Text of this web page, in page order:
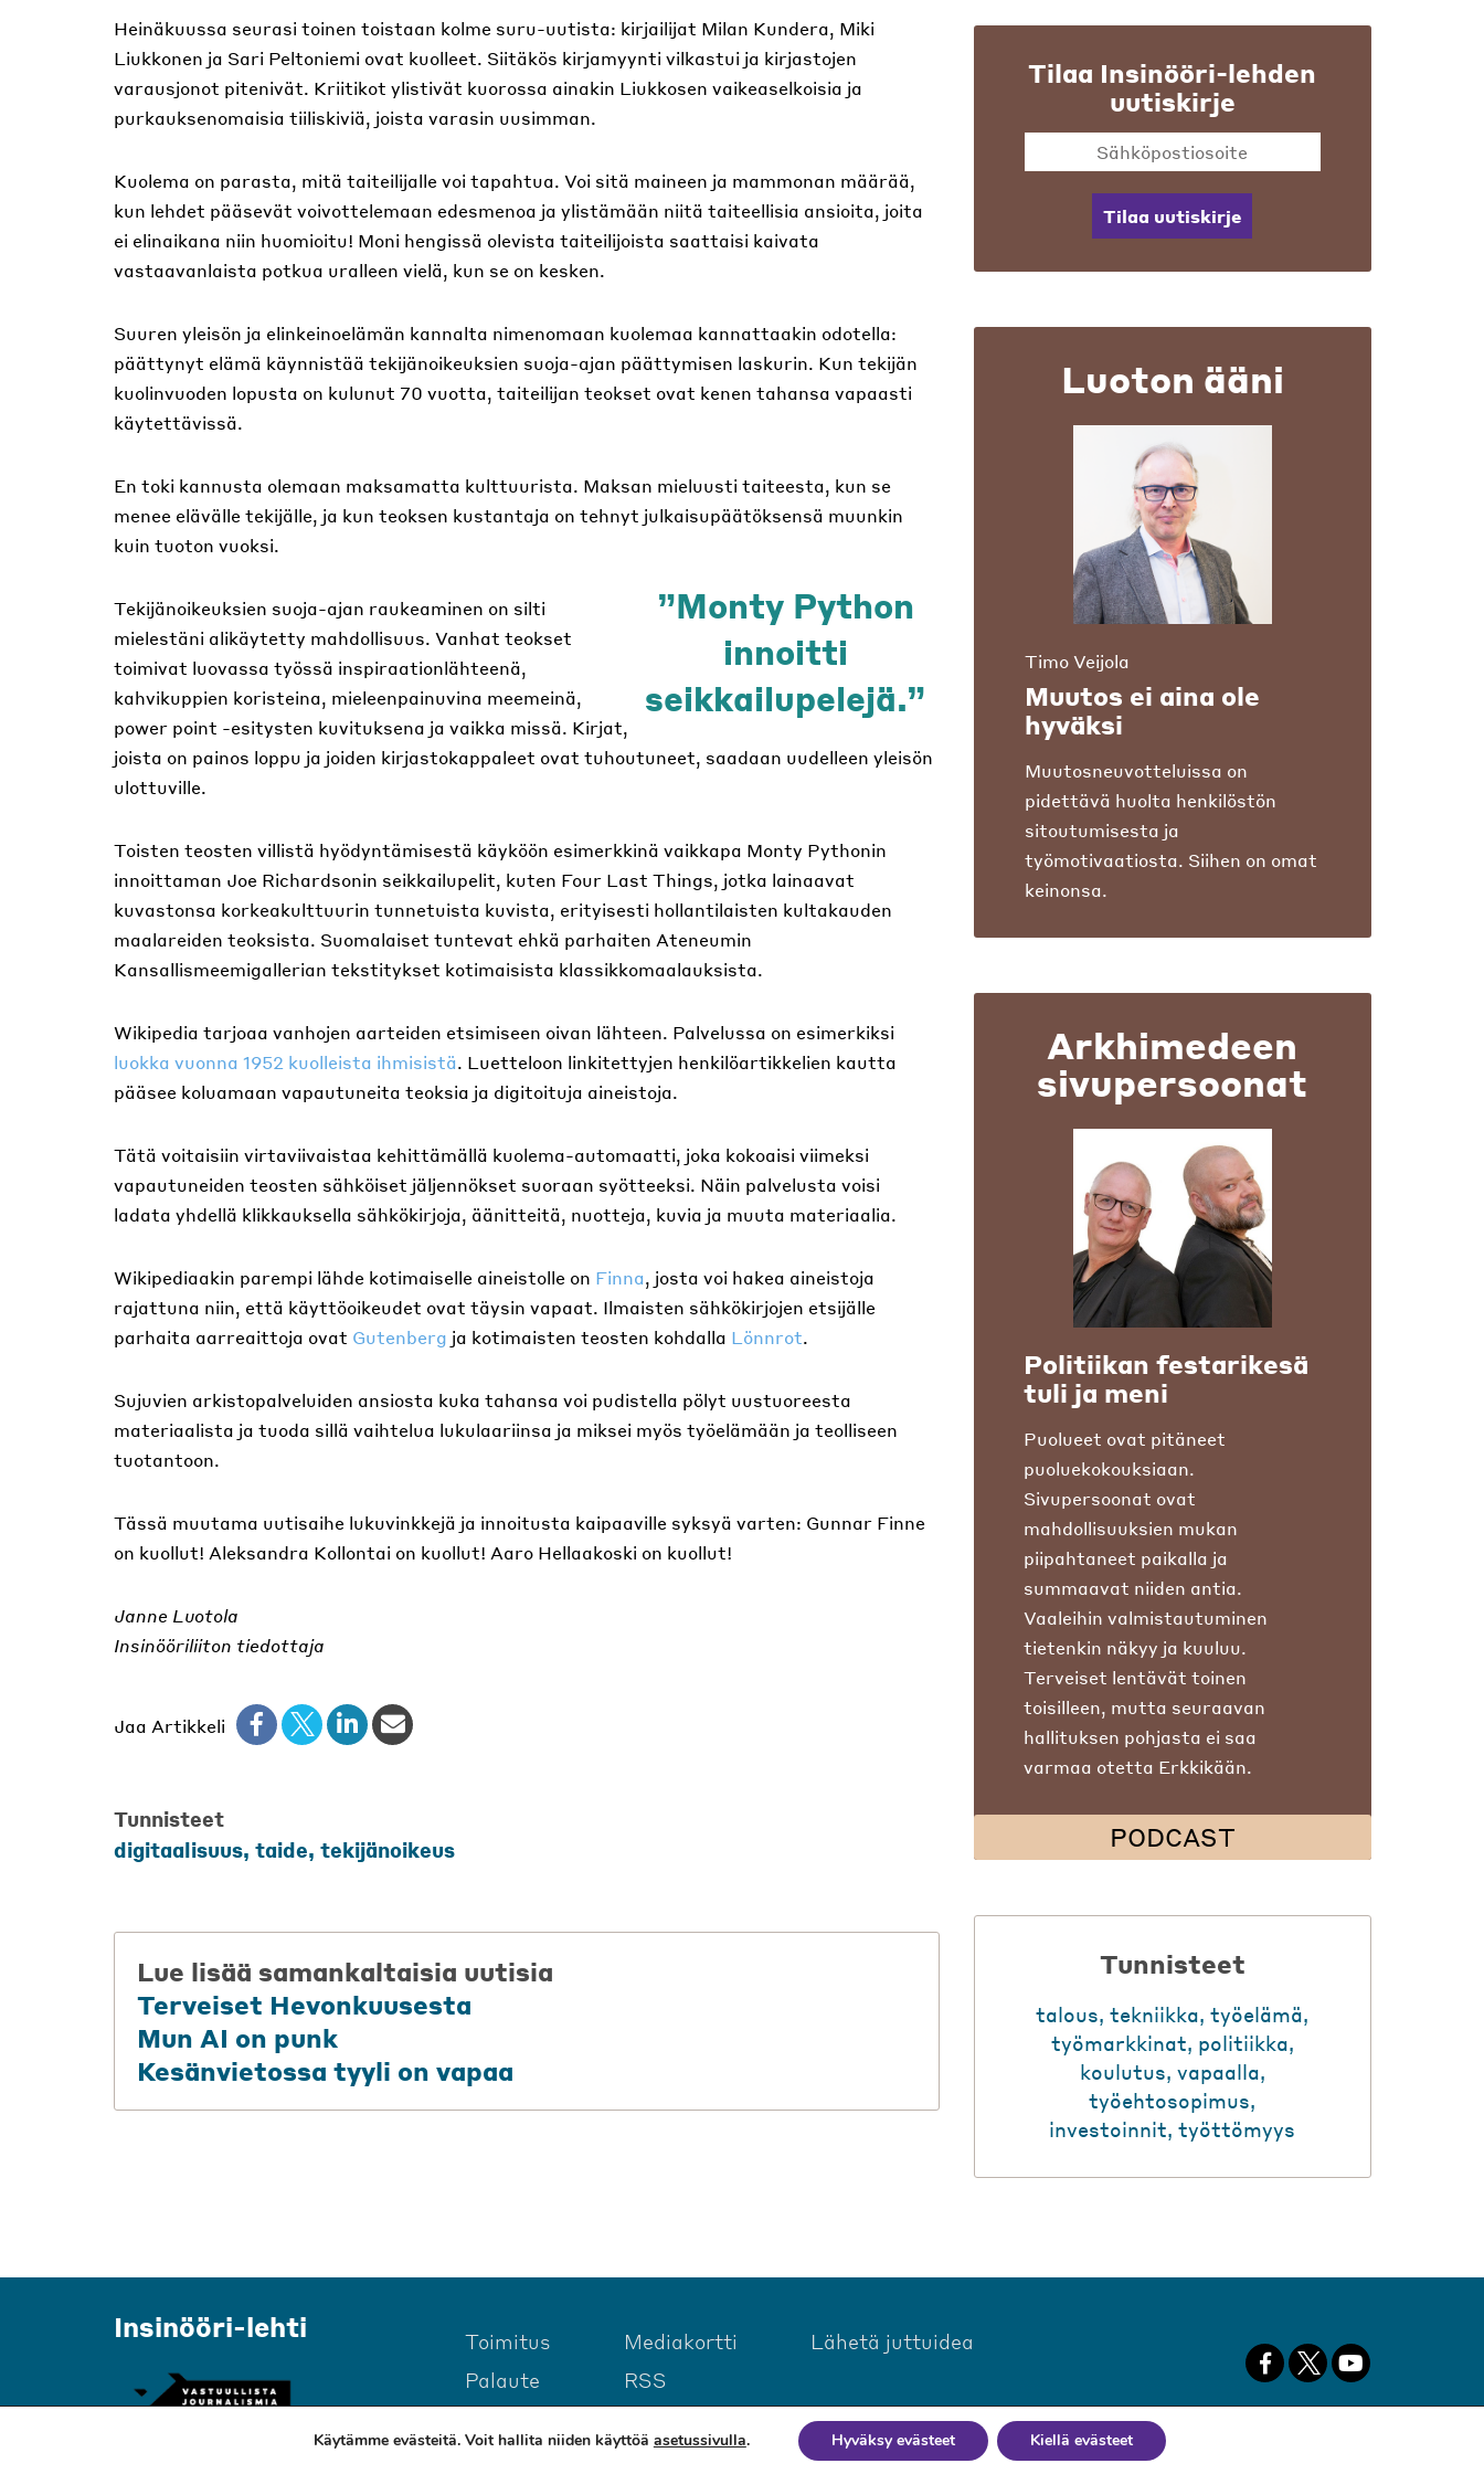
Heinäkuussa seurasi toinen toistaan kolme suru-uutista: kirjailijat Milan Kundera, Miki
Liukkonen ja Sari Peltoniemi ovat kuolleet. Siitäkös kirjamyynti vilkastui ja kirjastojen
varausjonot pitenivät. Kriitikot ylistivät kuorossa ainakin Liukkosen vaikeaselkoisia ja
purkauksenomaisia tiiliskiviä, joista varasin uusimman.
Kuolema on parasta, mitä taiteilijalle voi tapahtua. Voi sitä maineen ja mammonan määrää,
kun lehdet pääsevät voivottelemaan edesmenoa ja ylistämään niitä taiteellisia ansioita, joita
ei elinaikana niin huomioitu! Moni hengissä olevista taiteilijoista saattaisi kaivata
vastaavanlaista potkua uralleen vielä, kun se on kesken.
Suuren yleisön ja elinkeinoelämän kannalta nimenomaan kuolemaa kannattaakin odotella:
päättynyt elämä käynnistää tekijänoikeuksien suoja-ajan päättymisen laskurin. Kun tekijän
kuolinvuoden lopusta on kulunut 70 vuotta, taiteilijan teokset ovat kenen tahansa vapaasti
käytettävissä.
En toki kannusta olemaan maksamatta kulttuurista. Maksan mieluusti taiteesta, kun se
menee elävälle tekijälle, ja kun teoksen kustantaja on tehnyt julkaisupäätöksensä muunkin
kuin tuoton vuoksi.
Monty Python
innoitti
seikkailupelejä.
Tekijänoikeuksien suoja-ajan raukeaminen on silti
mielestäni alikäytetty mahdollisuus. Vanhat teokset
toimivat luovassa työssä inspiraationlähteenä,
kahvikuppien koristeina, mieleenpainuvina meemeinä,
power point -esitysten kuvituksena ja vaikka missä. Kirjat,
joista on painos loppu ja joiden kirjastokappaleet ovat tuhoutuneet, saadaan uudelleen yleisön
ulottuville.
Toisten teosten villistä hyödyntämisestä käyköön esimerkkinä vaikkapa Monty Pythonin
innoittaman Joe Richardsonin seikkailupelit, kuten Four Last Things, jotka lainaavat
kuvastonsa korkeakulttuurin tunnetuista kuvista, erityisesti hollantilaisten kultakauden
maalareiden teoksista. Suomalaiset tuntevat ehkä parhaiten Ateneumin
Kansallismeemigallerian tekstitykset kotimaisista klassikkomaalauksista.
Wikipedia tarjoaa vanhojen aarteiden etsimiseen oivan lähteen. Palvelussa on esimerkiksi
luokka vuonna 1952 kuolleista ihmisistä. Luetteloon linkitettyjen henkilöartikkelien kautta
pääsee koluamaan vapautuneita teoksia ja digitoituja aineistoja.
Tätä voitaisiin virtaviivaistaa kehittämällä kuolema-automaatti, joka kokoaisi viimeksi
vapautuneiden teosten sähköiset jäljennökset suoraan syötteeksi. Näin palvelusta voisi
ladata yhdellä klikkauksella sähkökirjoja, äänitteitä, nuotteja, kuvia ja muuta materiaalia.
Wikipediaakin parempi lähde kotimaiselle aineistolle on Finna, josta voi hakea aineistoja
rajattuna niin, että käyttöoikeudet ovat täysin vapaat. Ilmaisten sähkökirjojen etsijälle
parhaita aarreaittoja ovat Gutenberg ja kotimaisten teosten kohdalla Lönnrot.
Sujuvien arkistopalveluiden ansiosta kuka tahansa voi pudistella pölyt uustuoreesta
materiaalista ja tuoda sillä vaihtelua lukulaariinsa ja miksei myös työelämään ja teolliseen
tuotantoon.
Tässä muutama uutisaihe lukuvinkkejä ja innoitusta kaipaaville syksyä varten: Gunnar Finne
on kuollut! Aleksandra Kollontai on kuollut! Aaro Hellaakoski on kuollut!
Janne Luotola
Insinööriliiton tiedottaja
Jaa Artikkeli
Tunnisteet
digitaalisuus, taide, tekijänoikeus
Lue lisää samankaltaisia uutisia
Terveiset Hevonkuusesta
Mun AI on punk
Kesänvietossa tyyli on vapaa
Tilaa Insinööri-lehden
uutiskirje
Tilaa uutiskirje
Luoton ääni
Timo Veijola
Muutos ei aina ole
hyväksi
Muutosneuvotteluissa on
pidettävä huolta henkilöstön
sitoutumisesta ja
työmotivaatiosta. Siihen on omat
keinonsa.
Arkhimedeen
sivupersoonat
Politiikan festarikesä
tuli ja meni
Puolueet ovat pitäneet
puoluekokouksiaan.
Sivupersoonat ovat
mahdollisuuksien mukan
piipahtaneet paikalla ja
summaavat niiden antia.
Vaaleihin valmistautuminen
tietenkin näkyy ja kuuluu.
Terveiset lentävät toinen
toisilleen, mutta seuraavan
hallituksen pohjasta ei saa
varmaa otetta Erkkikään.
PODCAST
Tunnisteet
talous,tekniikka,työelämä,
työmarkkinat, politiikka,
koulutus, vapaalla,
työehtosopimus,
investoinnit,työttömyys
Insinööri-lehti
Toimitus
Palaute
Mediakortti
RSS
Lähetä juttuidea
Käytämme evästeitä. Voit hallita niiden käyttöä asetussivulla. Hyväksy evästeet Kiellä evästeet